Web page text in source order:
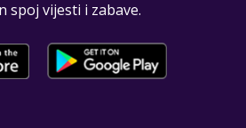
spoj vijesti i zabave.